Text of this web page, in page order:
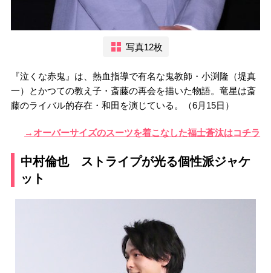
写真12枚
『泣くな赤鬼』は、熱血指導で有名な鬼教師・小渕隆（堤真
一）とかつての教え子・斎藤の再会を描いた物語。竜星は斎
藤のライバル的存在・和田を演じている。（6月15日）
→オーバーサイズのスーツを着こなした福士蒼汰はコチラ
中村倫也 ストライプが光る個性派ジャケ
ット